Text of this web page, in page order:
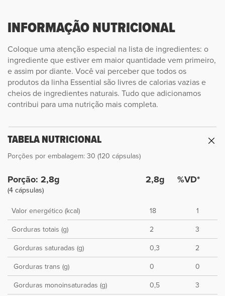
INFORMAÇÃO NUTRICIONAL
Coloque uma atenção especial na lista de ingredientes: o
ingrediente que estiver em maior quantidade vem primeiro,
e assim por diante. Você vai perceber que todos os
produtos da linha Essential são livres de calorias vazias e
cheios de ingredientes naturais. Tudo que adicionamos
contribui para uma nutrição mais completa.
TABELA NUTRICIONAL
Porções por embalagem: 30 (120 cápsulas)
Porção: 2,8g
(4 cápsulas)
2,8g %VD*
Valor energético (kcal) 18
1
Gorduras totais (g)
2
3
Gorduras saturadas (g)
0,3
2
Gorduras trans (g)
0
0
Gorduras monoinsaturadas (g)
0,5
3